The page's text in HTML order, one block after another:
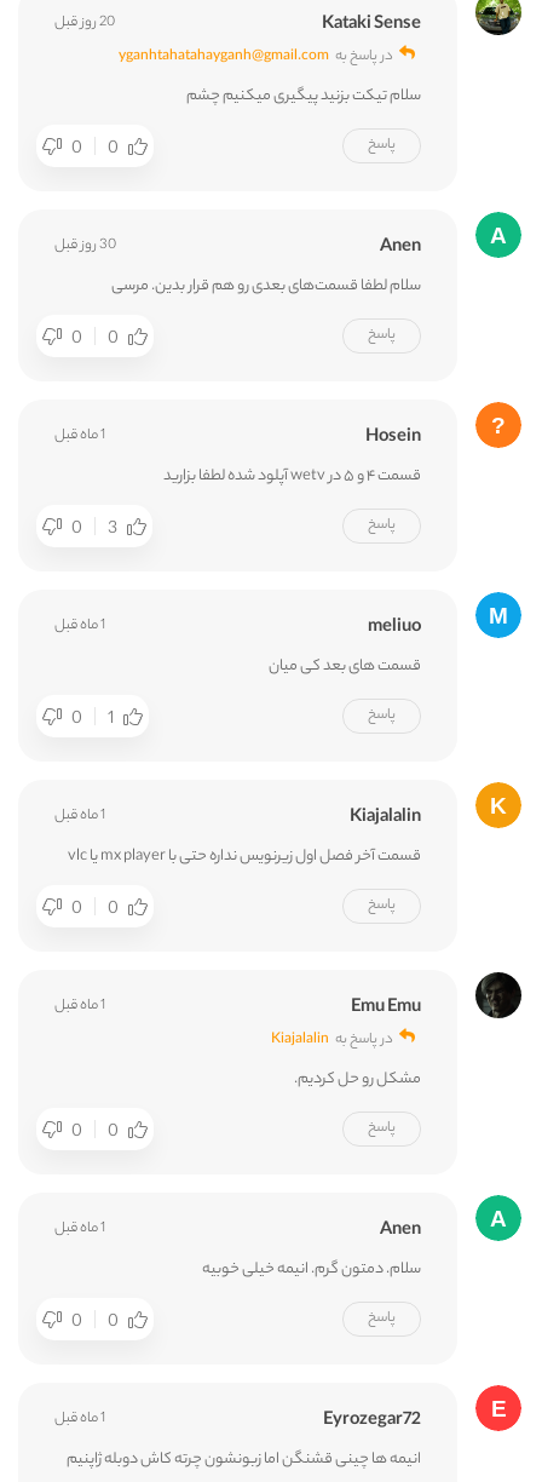
Kataki Sense
در پاسخ به yganhtahatahayganh@gmail.com
سلام تیکت بزنید پیگیری میکنیم چشم
0 0
20 روز قبل
پاسخ
Anen
سلام لطفا قسمت‌های بعدی رو هم قرار بدین. مرسی
0 0
30 روز قبل
پاسخ
Hosein
قسمت ۴ و ۵ در wetv آپلود شده لطفا بزارید
0 3
1 ماه قبل
پاسخ
meliuo
قسمت های بعد کی میان
0 1
1 ماه قبل
پاسخ
Kiajalalin
قسمت آخر فصل اول زیرنویس نداره حتی با mx player یا vlc
0 0
1 ماه قبل
پاسخ
Emu Emu
در پاسخ به Kiajalalin
مشکل رو حل کردیم.
0 0
1 ماه قبل
پاسخ
Anen
سلام. دمتون گرم. انیمه خیلی خوبیه
0 0
1 ماه قبل
پاسخ
Eyrozegar72
انیمه ها چینی قشنگن اما زبونشون چرته کاش دوبله ژاپنیم
1 ماه قبل